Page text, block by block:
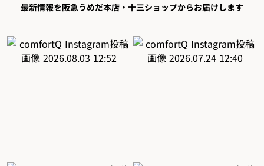
最新情報を阪急うめだ本店・十三ショップからお届けします